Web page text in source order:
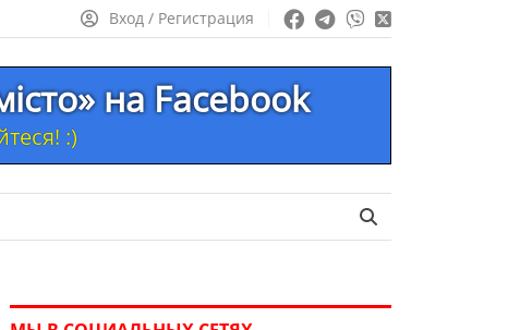
Вход / Регистрация
на Facebook
:)